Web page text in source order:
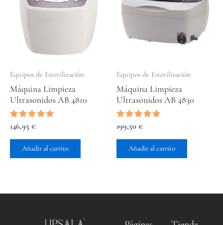
Equipos de Esterilización
Máquina Limpieza
Ultrasonidos AB 4810
Valorado
con
5.00
de 5
146,95 €
Añadir al carrito
Equipos de Esterilización
Máquina Limpieza
Ultrasonidos AB 4830
Valorado
con
5.00
de 5
199,50 €
Añadir al carrito